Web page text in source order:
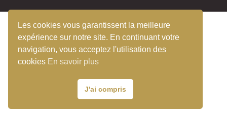
Les cookies vous garantissent la meilleure
expérience sur notre site. En continuant votre
navigation, vous acceptez l'utilisation des
cookies En savoir plus
J'ai compris